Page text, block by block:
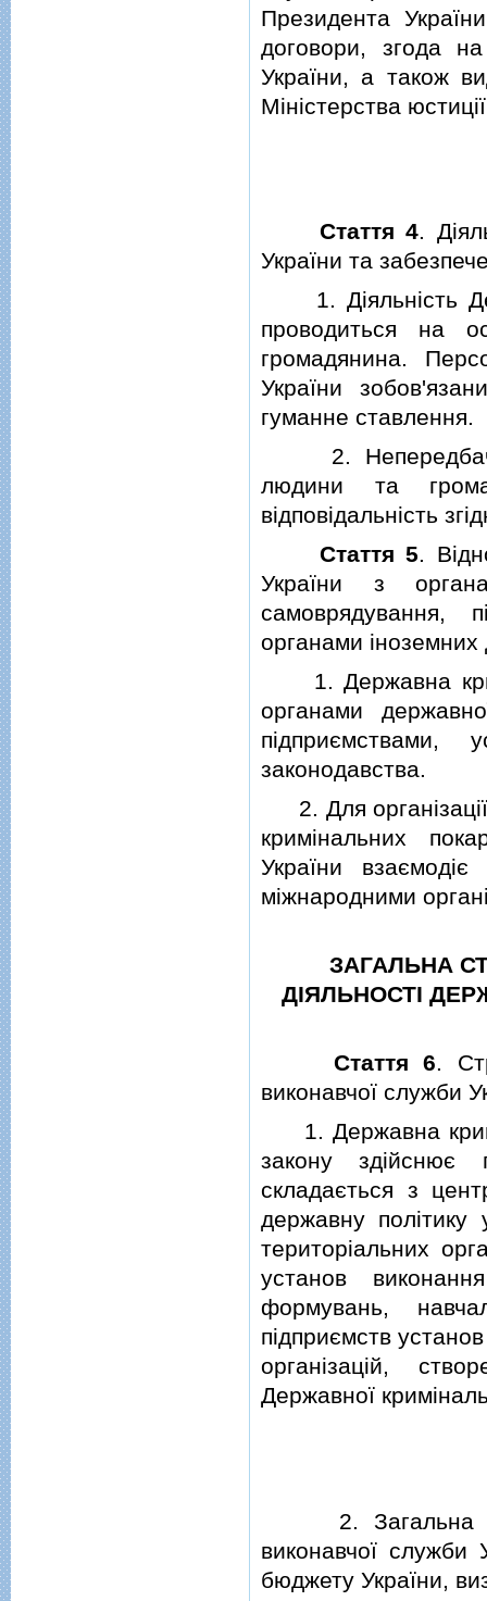
Президента
договори, згода
України, а також
Мiнiстерства
Стаття 4.
України та
1. Дiяльнiсть
проводиться на
громадянина.
України
гуманне ставлення.
2.
людини та
вiдповiдальнiсть
Стаття 5.
України з
самоврядування,
органами
1. Державна
органами
пiдприємствами,
законодавства.
2. Для органiзацiї
кримiнальних
України
мiжнародними
ЗАГАЛЬНА
ДIЯЛЬНОСТI
Стаття 6.
виконавчої служби
1. Державна
закону здiйснює
складається з
державну полiтику
територiальних
установ
формувань,
пiдприємств
органiзацiй,
Державної
2. Загальна
виконавчої служби
бюджету України,